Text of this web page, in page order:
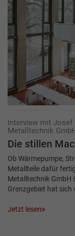
Interview mit Josef
Metalltechnik
Die stillen
Ob Wärmepumpe,
Metallteile dafür
Metalltechnik GmbH
Grenzgebiet hat
Jetzt lesen